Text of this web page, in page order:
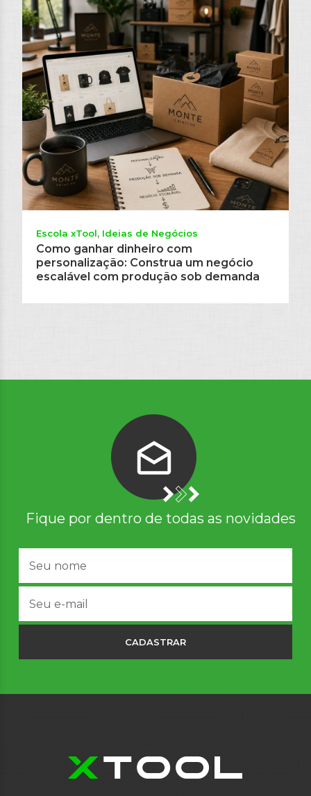
Escola xTool Ideias de Negócios
Como ganhar dinheiro com
personalização: Construa um negócio
escalável com produção sob demanda
Fique por dentro de todas as novidades
CADASTRAR